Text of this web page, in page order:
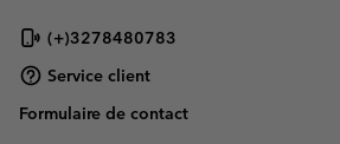
(+)3278480783
Service client
Formulaire de contact